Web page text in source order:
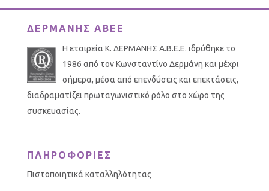
ΔΕΡΜΑΝΗΣ ΑΒΕΕ
Η εταιρεία Κ. ΔΕΡΜΑΝΗΣ Α.Β.Ε.Ε. ιδρύθηκε το
1986 από τον Κωνσταντίνο Δερμάνη και μέχρι
σήμερα, μέσα από επενδύσεις και επεκτάσεις,
διαδραματίζει πρωταγωνιστικό ρόλο στο χώρο της
συσκευασίας.
ΠΛΗΡΟΦΟΡΙΕΣ
Πιστοποιητικά καταλληλότητας